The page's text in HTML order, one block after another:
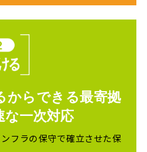
からできる最寄拠
な一次対応
フラの保守で確立させた保